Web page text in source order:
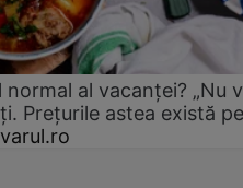
normal al vacanței? „Nu
Prețurile astea există